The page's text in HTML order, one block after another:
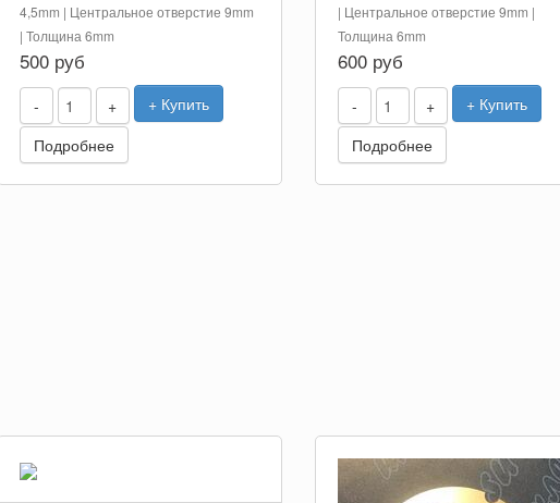
4,5mm | Центральное отверстие 9mm
| Толщина 6mm
500 руб
- +
+ Купить
Подробнее
| Центральное отверстие 9mm |
Толщина 6mm
600 руб
- +
+ Купить
Подробнее